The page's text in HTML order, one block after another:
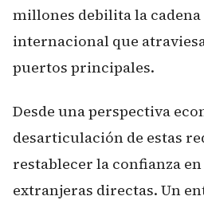
millones debilita la
internacional que
puertos principales.
Desde una perspectiva
desarticulación de estas
restablecer la confianza
extranjeras directas. Un